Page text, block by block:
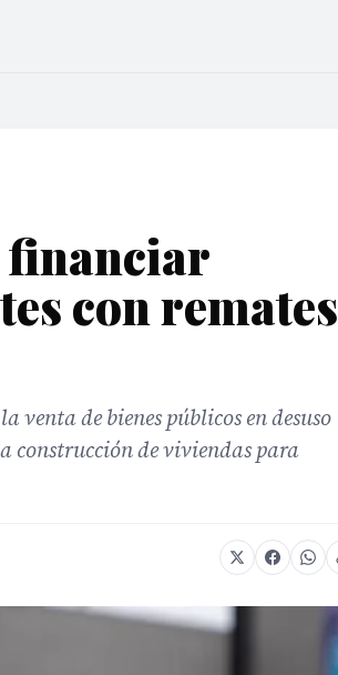
financiar
con remates
venta de bienes públicos en desuso
construcción de viviendas para